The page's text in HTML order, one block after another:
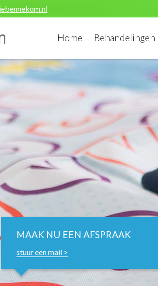
Home Behandelingen
MAAK NU EEN AFSPRAAK
stuur een mail >